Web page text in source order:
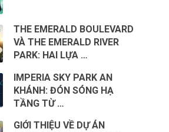
THE EMERALD BOULEVARD
VÀ THE EMERALD RIVER
PARK: HAI LỰA …
IMPERIA SKY PARK AN
KHÁNH: ĐÓN SÓNG HẠ
TẦNG TỪ …
GIỚI THIỆU VỀ DỰ ÁN